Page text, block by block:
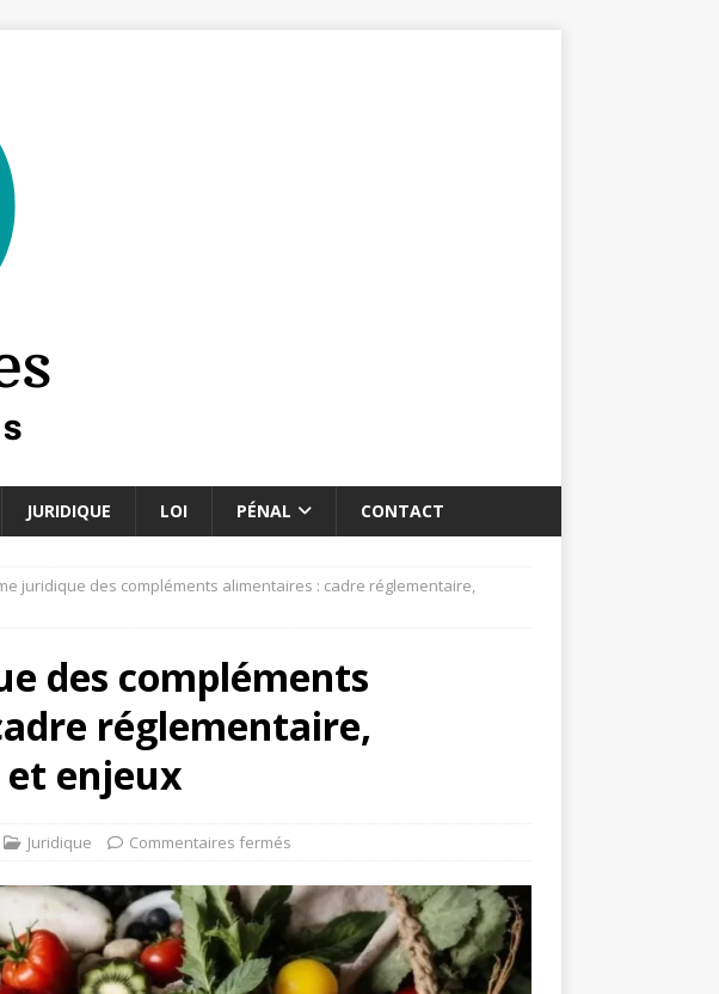
JURIDIQUE LOI PÉNAL CONTACT
juridique des compléments alimentaires : cadre réglementaire,
des compléments
réglementaire,
enjeux
Juridique Commentaires fermés